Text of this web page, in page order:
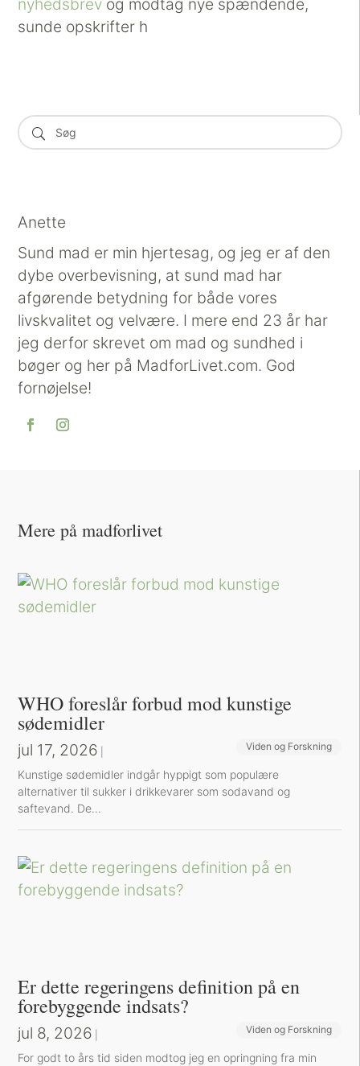
nyhedsbrev og modtag nye spændende,
sunde opskrifter h
Anette
Sund mad er min hjertesag, og jeg er af den
dybe overbevisning, at sund mad har
afgørende betydning for både vores
livskvalitet og velvære. I mere end 23 år har
jeg derfor skrevet om mad og sundhed i
bøger og her på MadforLivet.com. God
fornøjelse!
Mere på madforlivet
WHO foreslår forbud mod kunstige
sødemidler
jul 17, 2026 Viden og Forskning
Kunstige sødemidler indgår hyppigt som populære
alternativer til sukker i drikkevarer som sodavand og
saftevand. De...
Er dette regeringens definition på en
forebyggende indsats?
jul 8, 2026 Viden og Forskning
For godt to års tid siden modtog jeg en opringning fra min